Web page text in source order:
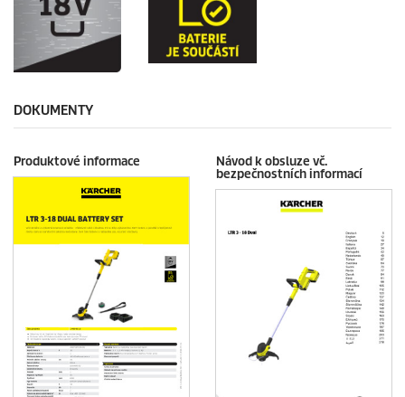
DOKUMENTY
Produktové informace
Návod k obsluze vč.
bezpečnostních informací